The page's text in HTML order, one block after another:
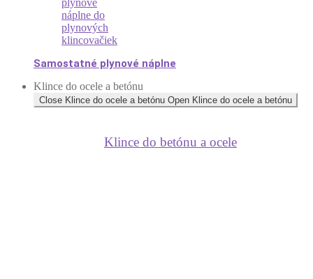
Samostatné plynové náplne
Klince do ocele a betónu
Close Klince do ocele a betónu Open Klince do ocele a betónu
Klince do betónu a ocele